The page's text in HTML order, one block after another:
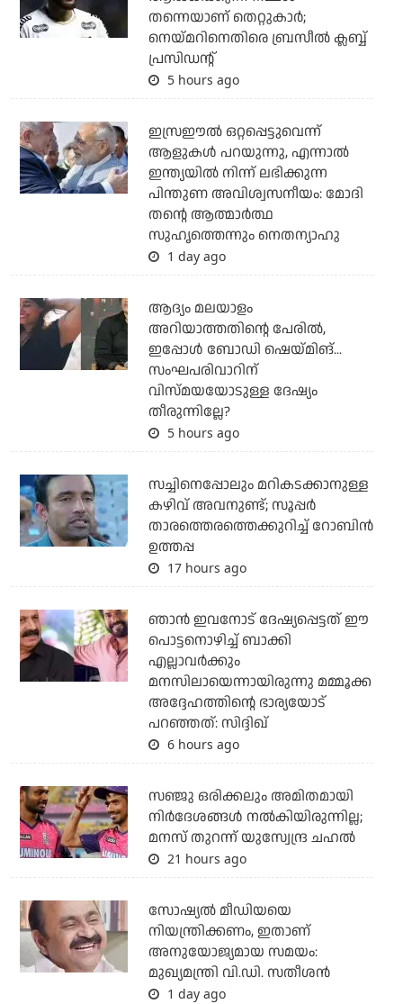
തന്നെയാണ് തെറ്റുകാര്‍;
നെയ്മറിനെതിരെ ബ്രസീല്‍ ക്ലബ്ബ്
പ്രസിഡന്റ്
5 hours ago
ഇസ്രഈല്‍ ഒറ്റപ്പെട്ടുവെന്ന്
ആളുകള്‍ പറയുന്നു, എന്നാല്‍
ഇന്ത്യയില്‍ നിന്ന് ലഭിക്കുന്ന
പിന്തുണ അവിശ്വസനീയം: മോദി
തന്റെ ആത്മാര്‍ത്ഥ
സുഹൃത്തെന്നും നെതന്യാഹു
1 day ago
ആദ്യം മലയാളം
അറിയാത്തതിന്റെ പേരില്‍,
ഇപ്പോള്‍ ബോഡി ഷെയ്മിങ്...
സംഘപരിവാറിന്
വിസ്മയയോടുള്ള ദേഷ്യം
തീരുന്നില്ലേ?
5 hours ago
സച്ചിനെപ്പോലും മറികടക്കാനുള്ള
കഴിവ് അവനുണ്ട്; സൂപ്പര്‍
താരത്തെരത്തെക്കുറിച്ച് റോബിന്‍
ഉത്തപ്പ
17 hours ago
ഞാന്‍ ഇവനോട് ദേഷ്യപ്പെട്ടത് ഈ
പൊട്ടനൊഴിച്ച് ബാക്കി
എല്ലാവര്‍ക്കും
മനസിലായെന്നായിരുന്നു മമ്മൂക്ക
അദ്ദേഹത്തിന്റെ ഭാര്യയോട്
പറഞ്ഞത്: സിദ്ദിഖ്
6 hours ago
സഞ്ജു ഒരിക്കലും അമിതമായി
നിര്‍ദേശങ്ങള്‍ നല്‍കിയിരുന്നില്ല;
മനസ് തുറന്ന് യുസ്വേന്ദ്ര ചഹല്‍
21 hours ago
സോഷ്യല്‍ മീഡിയയെ
നിയന്ത്രിക്കണം, ഇതാണ്
അനുയോജ്യമായ സമയം:
മുഖ്യമന്ത്രി വി.ഡി. സതീശന്‍
1 day ago